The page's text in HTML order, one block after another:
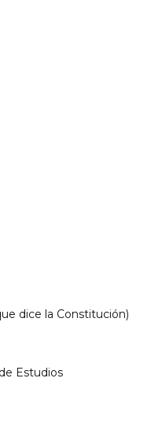
dice la Constitución)
Estudios